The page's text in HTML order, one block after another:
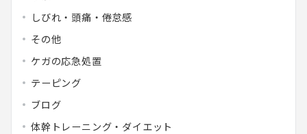
しびれ・頭痛・倦怠感
その他
ケガの応急処置
テーピング
ブログ
体幹トレーニング・ダイエット